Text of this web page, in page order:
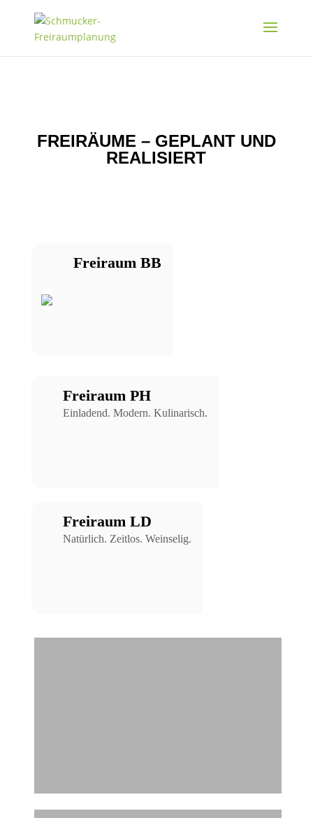
FREIRÄUME – GEPLANT UND
REALISIERT
Freiraum BB
Freiraum PH
Einladend. Modern. Kulinarisch.
Freiraum LD
Natürlich. Zeitlos. Weinselig.